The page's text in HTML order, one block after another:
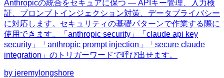
Anthropicの統合をセキュアに保つ — APIキー管理、入力検
証、プロンプトインジェクション対策、データプライバシー
に対応します。セキュリティの基礎パターンで作業する際に
使用できます。「anthropic security」「claude api key
security」「anthropic prompt injection」「secure claude
integration」のトリガーワードで呼び出せます。
by jeremylongshore